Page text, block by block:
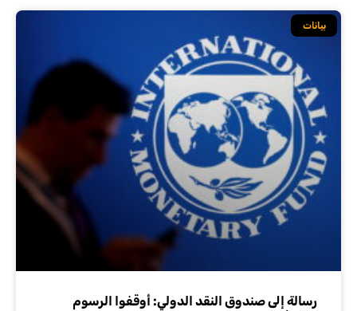
بيانات
رسالة إلى صندوق النقد الدولي: أوقفوا الرسوم